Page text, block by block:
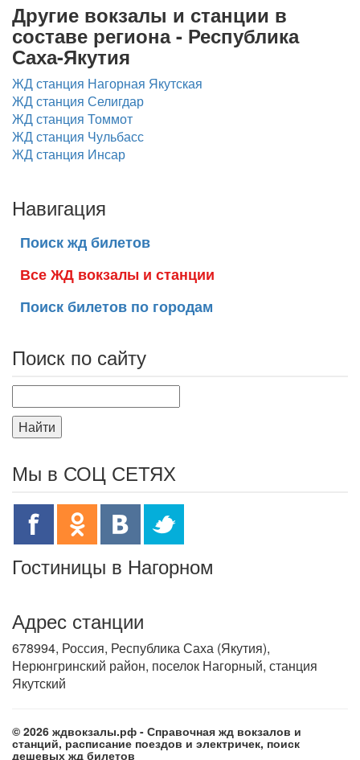
Другие вокзалы и станции в
составе региона - Республика
Саха-Якутия
ЖД станция Нагорная Якутская
ЖД станция Селигдар
ЖД станция Томмот
ЖД станция Чульбасс
ЖД станция Инсар
Навигация
Поиск жд билетов
Все ЖД вокзалы и станции
Поиск билетов по городам
Поиск по сайту
Найти
Мы в СОЦ СЕТЯХ
Гостиницы в Нагорном
Адрес станции
678994, Россия, Республика Саха (Якутия),
Нерюнгринский район, поселок Нагорный, станция
Якутский
© 2026 ждвокзалы.рф - Справочная жд вокзалов и
станций, расписание поездов и электричек, поиск
дешевых жд билетов